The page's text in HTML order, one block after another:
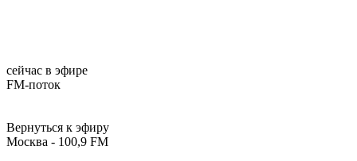
сейчас в эфире
FM-поток
Вернуться к эфиру
Москва - 100,9 FM